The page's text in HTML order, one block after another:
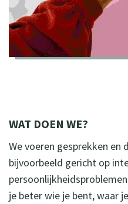
WAT DOEN WE?
We voeren gesprekken en
bijvoorbeeld gericht op
je beter wie je bent, waar